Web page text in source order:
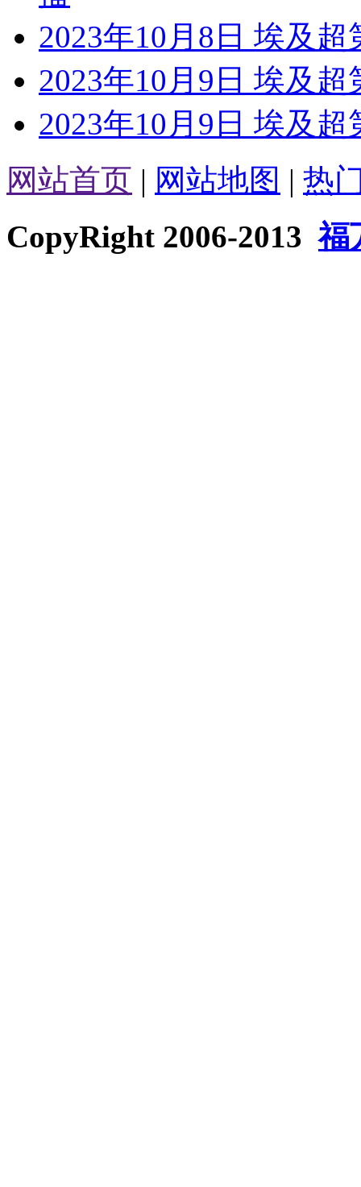
2023年10月8日 埃及
2023年10月9日 埃及
2023年10月9日 埃及
网站首页 | 网站地图 | 热
CopyRight 2006-2013福